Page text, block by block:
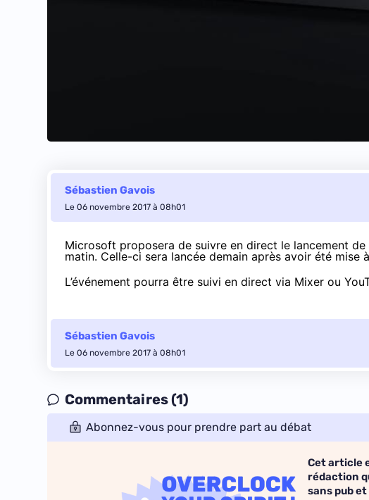
Sébastien Gavois
Le 06 novembre 2017 à 08h01
Microsoft proposera de suivre en direct le lancement
matin. Celle-ci sera lancée demain après avoir été mise
L’événement pourra être suivi en direct via Mixer ou
Sébastien Gavois
Le 06 novembre 2017 à 08h01
Commentaires (1)
Abonnez-vous pour prendre part au débat
Cet article
rédaction
sans pub